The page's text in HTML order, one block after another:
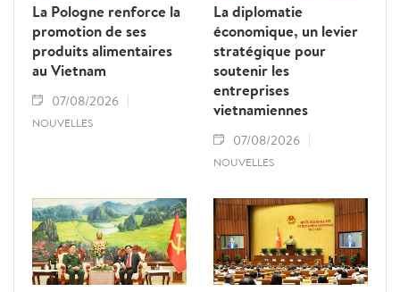
La Pologne renforce la
promotion de ses
produits alimentaires
au Vietnam
07/08/2026
NOUVELLES
La diplomatie
économique, un levier
stratégique pour
soutenir les
entreprises
vietnamiennes
07/08/2026
NOUVELLES